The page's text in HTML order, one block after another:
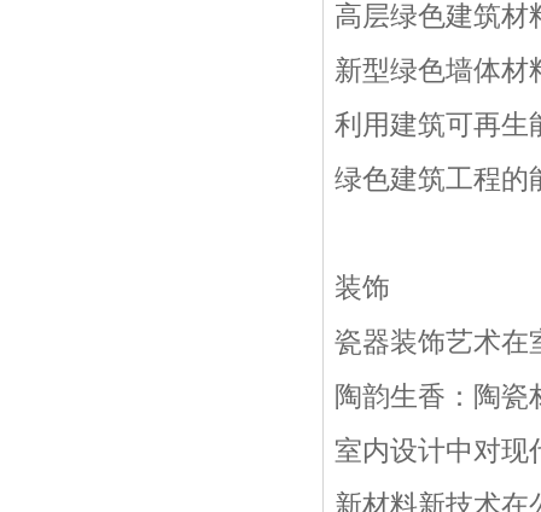
高层绿色建筑材
新型绿色墙体材
利用建筑可再生
绿色建筑工程的
装饰
瓷器装饰艺术在
陶韵生香：陶瓷
室内设计中对现
新材料新技术在